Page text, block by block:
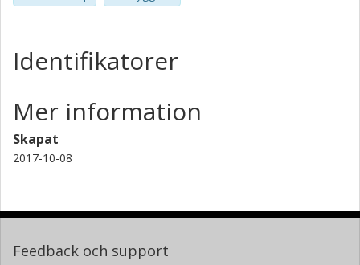
Identifikatorer
Mer information
Skapat
2017-10-08
Feedback och support